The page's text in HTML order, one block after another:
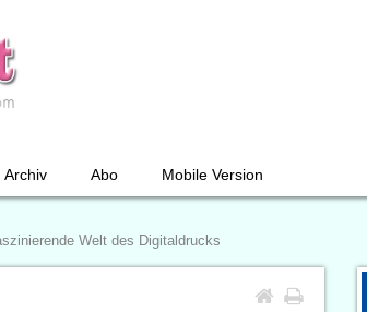
Archiv Abo Mobile Version
Welt des Digitaldrucks